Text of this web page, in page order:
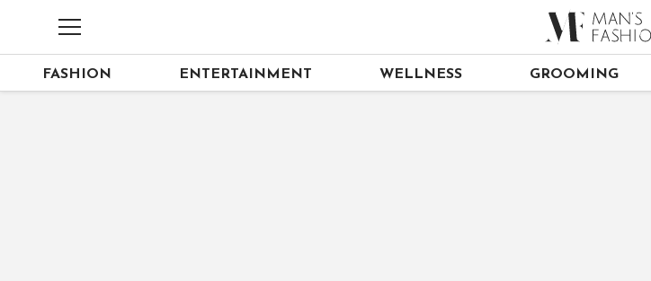
FASHION ENTERTAINMENT WELLNESS GROOMING